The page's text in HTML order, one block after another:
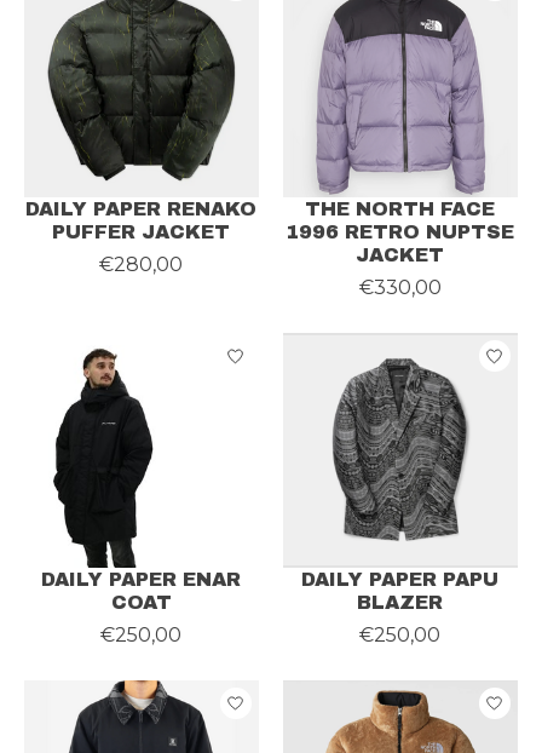
DAILY PAPER RENAKO
PUFFER JACKET
€280,00
THE NORTH FACE
1996 RETRO NUPTSE
JACKET
€330,00
DAILY PAPER ENAR
COAT
€250,00
DAILY PAPER PAPU
BLAZER
€250,00